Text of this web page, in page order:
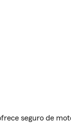
seguro de